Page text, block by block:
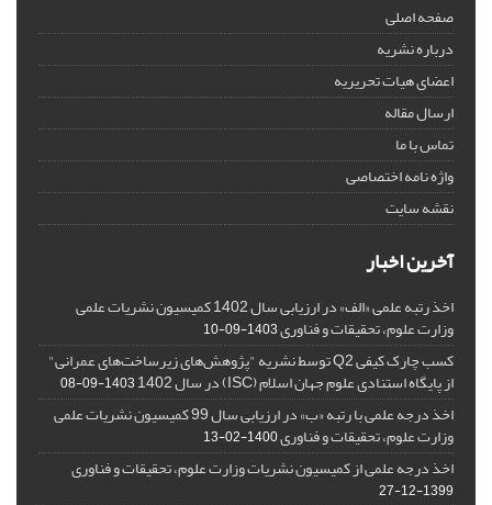
صفحه اصلی
درباره نشریه
اعضای هیات تحریریه
ارسال مقاله
تماس با ما
واژه نامه اختصاصی
نقشه سایت
آخرین اخبار
اخذ رتبه علمی «الف» در ارزیابی سال 1402 کمیسیون نشریات علمی
وزارت علوم، تحقیقات و فناوری1403-09-10
کسب چارک کیفی Q2 توسط نشریه "پژوهش‌های زیرساخت‌های عمرانی"
از پایگاه استنادی علوم جهان اسلام (ISC) در سال 1402 1403-09-08
اخذ درجه علمی با رتبه «ب» در ارزیابی سال 99 کمیسیون نشریات علمی
وزارت علوم، تحقیقات و فناوری1400-02-13
اخذ درجه علمی از کمیسیون نشریات وزارت علوم، تحقیقات و فناوری
1399-12-27